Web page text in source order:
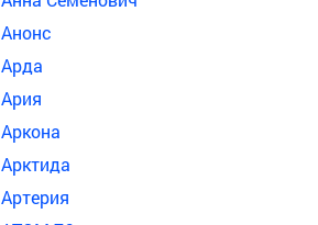
Анонс
Арда
Ария
Аркона
Арктида
Артерия